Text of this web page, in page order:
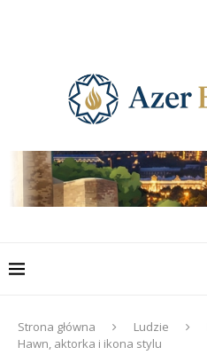
Strona główna Ludzie
Hawn, aktorka i ikona stylu